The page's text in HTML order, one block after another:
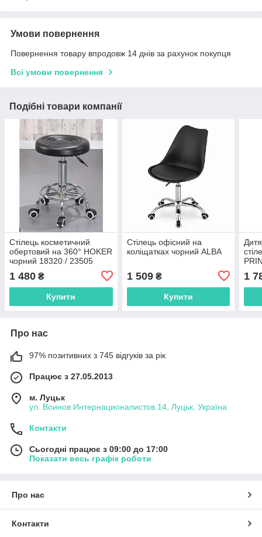
Умови повернення
Повернення товару впродовж 14 днів за рахунок покупця
Всі умови повернення
Подібні товари компанії
Стілець косметичний
обертовий на 360° HOKER
чорний 18320 / 23505
1 480 ₴
Купити
Стілець офісний на
коліщатках чорний ALBA
1 509₴
Купити
1
Про нас
97% позитивних з 745 відгуків за рік
Працює з 27.05.2013
м. Луцьк
ул. Воинов Интернационалистов 14, Луцьк, Україна
Контакти
Сьогодні працює з 09:00 до 17:00
Показати весь графік роботи
Про нас
Контакти